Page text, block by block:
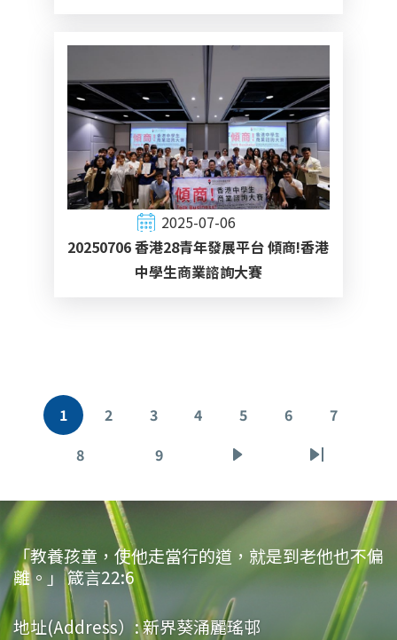
2025-07-06
20250706 香港28青年發展平台 傾商!香港
中學生商業諮詢大賽
Pagination
目
前
面
1
頁
2
頁
面
3
頁
4
頁
5
頁
6
頁
7
頁
8
頁
9
頁
Last
「教養孩童，使他走當行的道，就是到老他也不偏
離。」 箴言22:6
地址(Address）:新界葵涌麗瑤邨